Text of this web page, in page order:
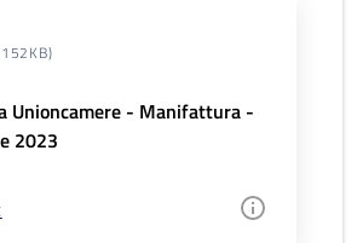
Unioncamere - Manifattura -
2023